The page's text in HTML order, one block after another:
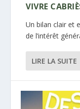
VIVRE
Un bilan clair et
de l’intérêt
LIRE LA SUITE